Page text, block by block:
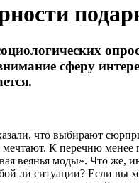
сферу
что выбирают
К перечню менее
веянья моды». Что же,
ли ситуации? Если вы